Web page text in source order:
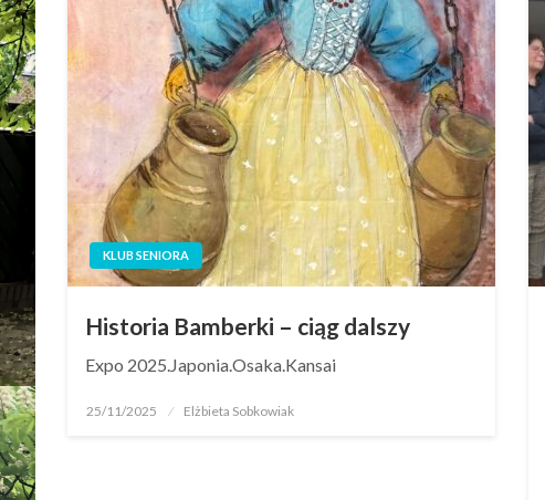
KLUB SENIORA
Historia Bamberki – ciąg dalszy
Expo 2025.Japonia.Osaka.Kansai
25/11/2025 Elżbieta Sobkowiak